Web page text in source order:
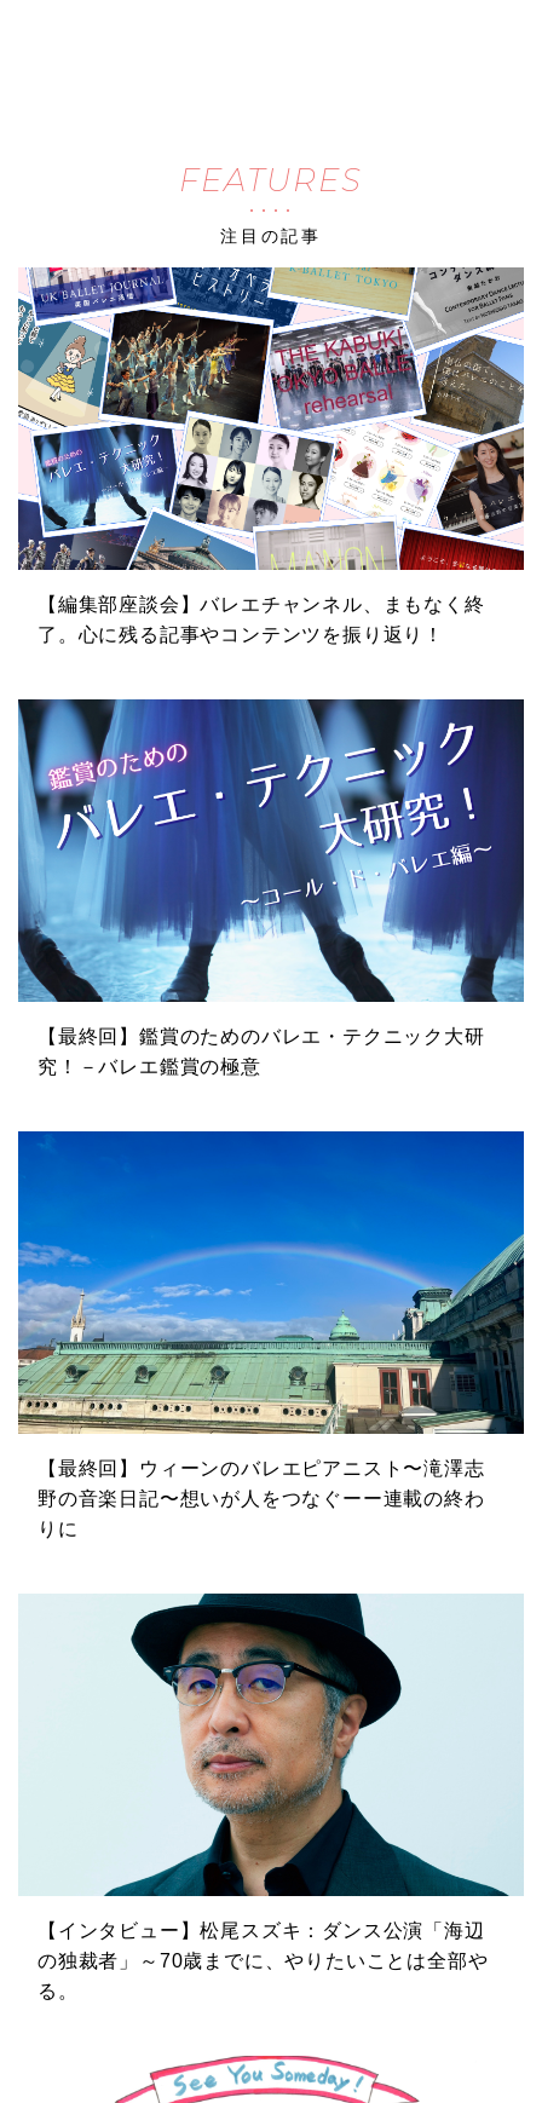
FEATURES
注目の記事
【編集部座談会】バレエチャンネル、まもなく終
了。心に残る記事やコンテンツを振り返り！
【最終回】鑑賞のためのバレエ・テクニック大研
究！－バレエ鑑賞の極意
【最終回】ウィーンのバレエピアニスト〜滝澤志
野の音楽日記〜想いが人をつなぐーー連載の終わ
りに
【インタビュー】松尾スズキ：ダンス公演「海辺
の独裁者」～70歳までに、やりたいことは全部や
る。